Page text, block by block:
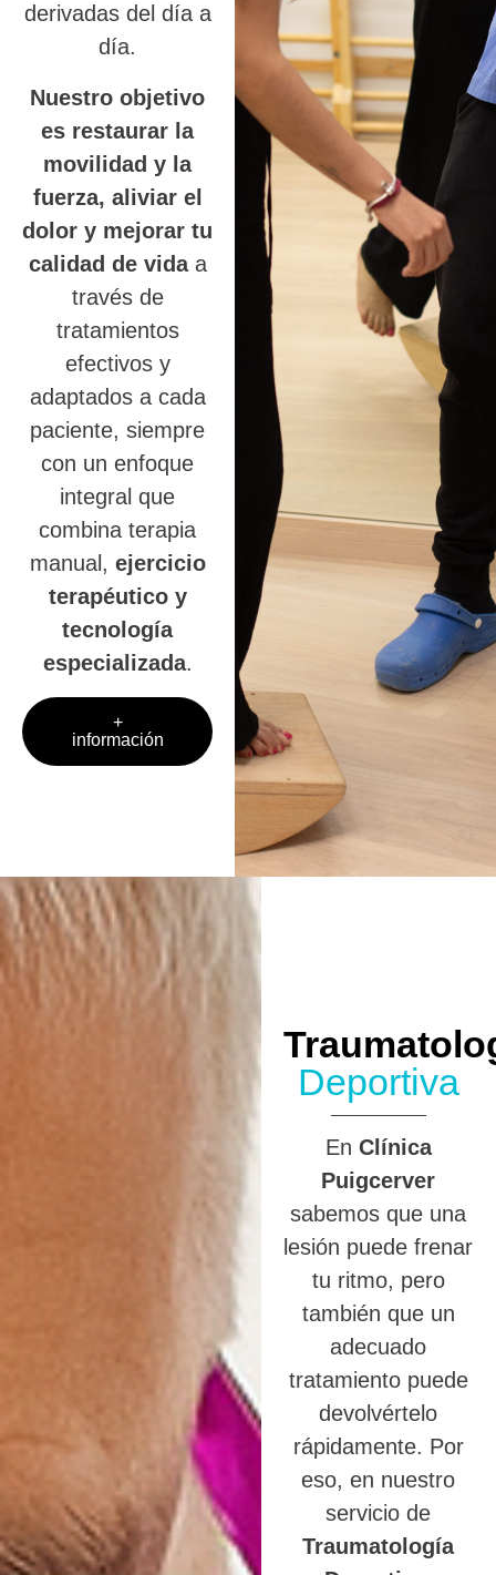
derivadas del día a
día.
Nuestro objetivo
es restaurar la
movilidad y la
fuerza, aliviar el
dolor y mejorar tu
calidad de vidaa
través de
tratamientos
efectivos y
adaptados a cada
paciente, siempre
con un enfoque
integral que
combina terapia
manual, ejercicio
terapéutico y
tecnología
especializada.
+
información
Deportiva
En Clínica
Puigcerver
sabemos que una
lesión puede frenar
tu ritmo, pero
también que un
adecuado
tratamiento puede
devolvértelo
rápidamente. Por
eso, en nuestro
servicio de
Traumatología